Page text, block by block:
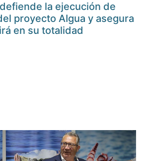
la ejecución de
proyecto AIgua y asegura
en su totalidad